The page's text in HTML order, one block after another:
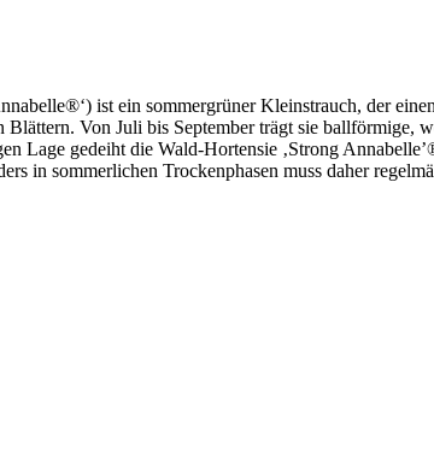
ist ein sommergrüner Kleinstrauch, der
Von Juli bis September trägt sie
Lage gedeiht die Wald-Hortensie ‚Strong
in sommerlichen Trockenphasen muss daher